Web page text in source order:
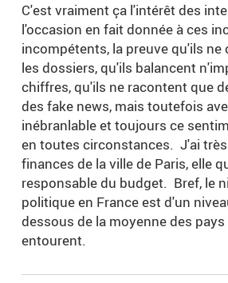
C'est vraiment ça l'intérêt des
l'occasion en fait donnée à ces
incompétents, la preuve qu'ils ne
les dossiers, qu'ils balancent
chiffres, qu'ils ne racontent que
des fake news, mais toutefois
inébranlable et toujours ce
en toutes circonstances. J'ai
finances de la ville de Paris, elle
responsable du budget. Bref, le
politique en France est d'un
dessous de la moyenne des
entourent.